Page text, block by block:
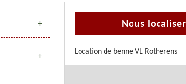
Nous localiser
Location de benne VL Rotherens